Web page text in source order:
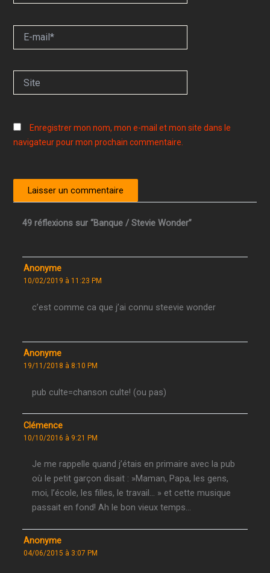
mail*
Enregistrer mon nom, mon e-mail et mon site dans le
navigateur pour mon prochain commentaire.
49 réflexions sur “Banque / Stevie Wonder”
Anonyme
10/02/2019 à 11:23 PM
c’est comme ca que j’ai connu steevie wonder
Anonyme
19/11/2018 à 8:10 PM
pub culte=chanson culte! (ou pas)
Clémence
10/10/2016 à 9:21 PM
Je me rappelle quand j’étais en primaire avec la pub
où le petit garçon disait : »Maman, Papa, les gens,
moi, l’école, les filles, le travail… » et cette musique
passait en fond! Ah le bon vieux temps…
Anonyme
04/06/2015 à 3:07 PM